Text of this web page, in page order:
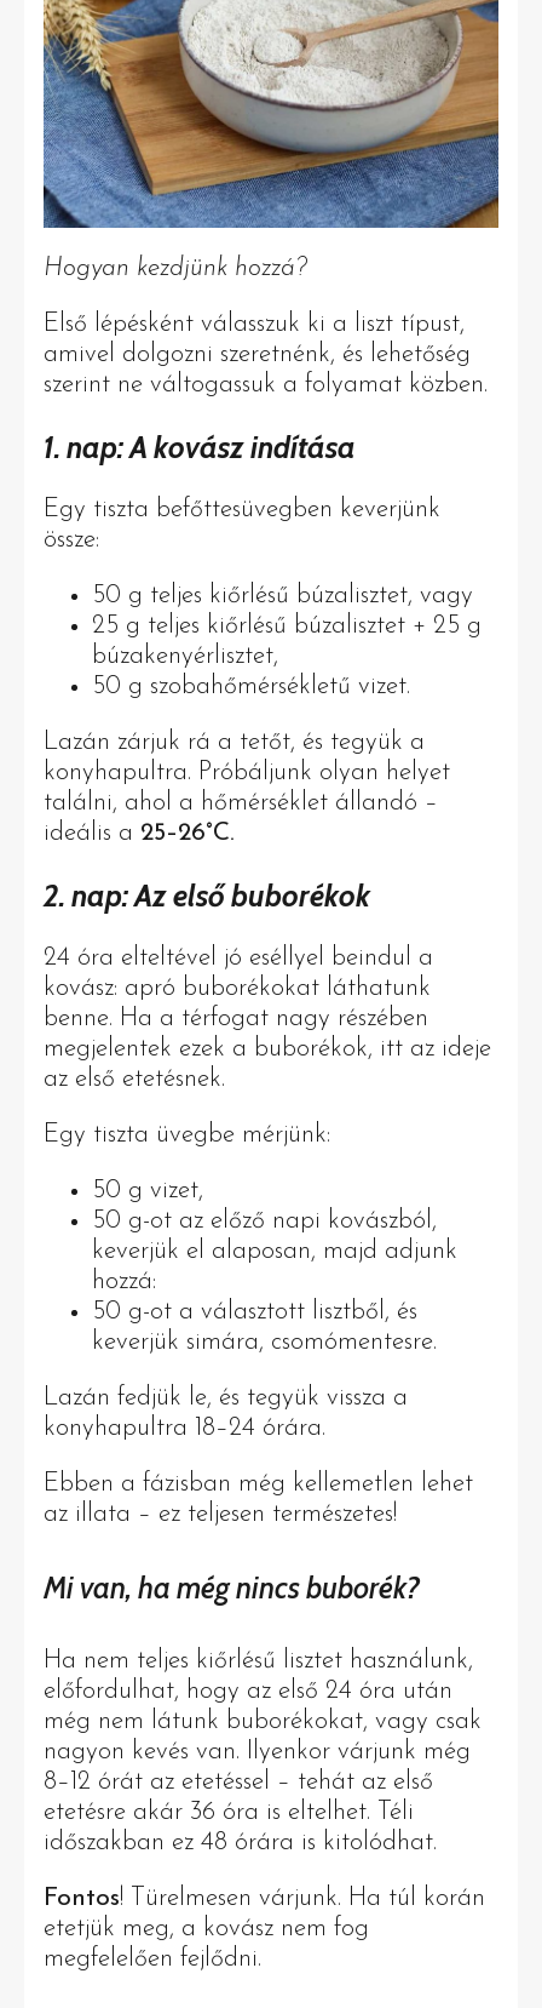
Hogyan kezdjünk hozzá?
Első lépésként válasszuk ki a liszt típust,
amivel dolgozni szeretnénk, és lehetőség
szerint ne váltogassuk a folyamat közben.
1. nap: A kovász indítása
Egy tiszta befőttesüvegben keverjünk
össze:
50 g teljes kiőrlésű búzalisztet, vagy
25 g teljes kiőrlésű búzalisztet + 25 g
búzakenyérlisztet,
50 g szobahőmérsékletű vizet.
Lazán zárjuk rá a tetőt, és tegyük a
konyhapultra. Próbáljunk olyan helyet
találni, ahol a hőmérséklet állandó –
ideális a 25–26°C.
2. nap: Az első buborékok
24 óra elteltével jó eséllyel beindul a
kovász: apró buborékokat láthatunk
benne. Ha a térfogat nagy részében
megjelentek ezek a buborékok, itt az ideje
az első etetésnek.
Egy tiszta üvegbe mérjünk:
50 g vizet,
50 g-ot az előző napi kovászból,
keverjük el alaposan, majd adjunk
hozzá:
50 g-ot a választott lisztből, és
keverjük simára, csomómentesre.
Lazán fedjük le, és tegyük vissza a
konyhapultra 18–24 órára.
Ebben a fázisban még kellemetlen lehet
az illata – ez teljesen természetes!
Mi van, ha még nincs buborék?
Ha nem teljes kiőrlésű lisztet használunk,
előfordulhat, hogy az első 24 óra után
még nem látunk buborékokat, vagy csak
nagyon kevés van. Ilyenkor várjunk még
8–12 órát az etetéssel – tehát az első
etetésre akár 36 óra is eltelhet. Téli
időszakban ez 48 órára is kitolódhat.
Fontos! Türelmesen várjunk. Ha túl korán
etetjük meg, a kovász nem fog
megfelelően fejlődni.